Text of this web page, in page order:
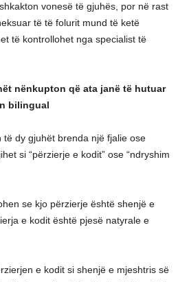
vonesë të gjuhës, por në rast
të të folurit mund të ketë
të kontrollohet nga specialist të
nënkupton që ata janë të hutuar
bilingual
dy gjuhët brenda një fjalie ose
si “përzierje e kodit” ose “ndryshim
se kjo përzierje është shenjë e
e kodit është pjesë natyrale e
e kodit si shenjë e mjeshtris së